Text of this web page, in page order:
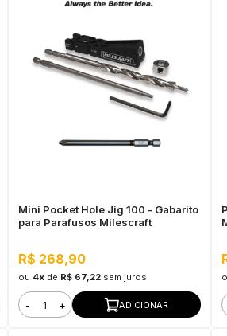
Mini Pocket Hole Jig 100 - Gabarito
para Parafusos Milescraft
R$ 268,90
ou 4xde R$ 67,22 sem juros
- + ADICIONAR